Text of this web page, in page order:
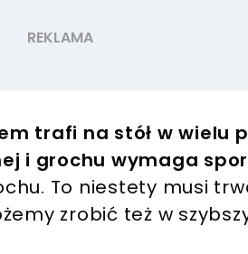
trafi na stół w wielu
i grochu wymaga
To niestety musi
zrobić też w